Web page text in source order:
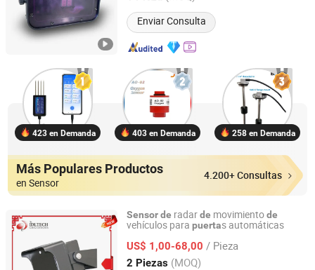
Enviar Consulta
423 en Demanda 403 en Demanda 258 en Demanda
Más Populares Productos
en Sensor
4.200+ Consultas
Sensorde radarde movimientode
vehículos para puertas automáticas
US$ 1,00-68,00 / Pieza
2 Piezas (MOQ)
IDeal Intelligent Technology Co., Ltd.
Guangdong, China Desde 2014